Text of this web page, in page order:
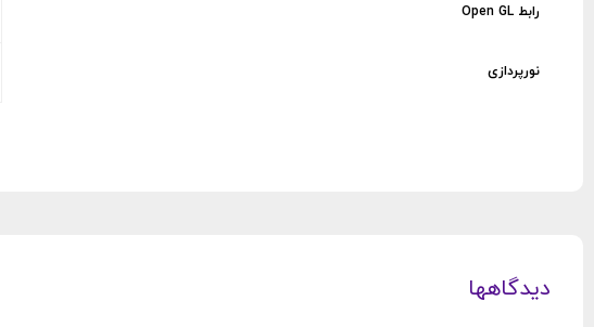
رابط Open GL
نورپردازی
دیدگاهها